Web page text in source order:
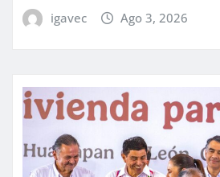
igavec Ago 3, 2026